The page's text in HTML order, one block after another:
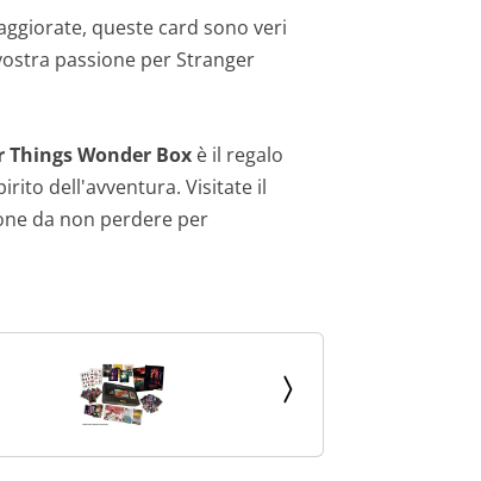
queste card sono veri
passione per Stranger
Things Wonder Box è il regalo
dell'avventura. Visitate il
da non perdere per